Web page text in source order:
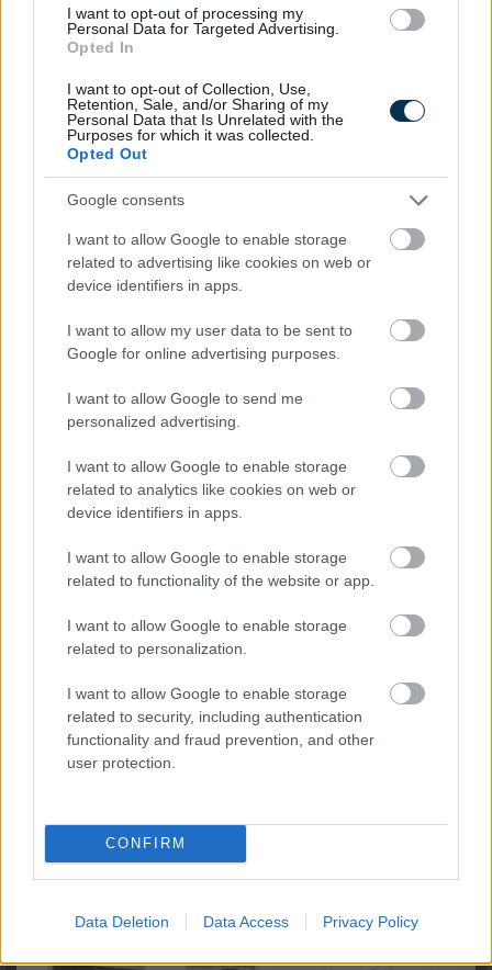
I want to opt-out of processing my
Personal Data for Targeted Advertising.
Opted In
I want to opt-out of Collection, Use,
Retention, Sale, and/or Sharing of my
Personal Data that Is Unrelated with the
Purposes for which it was collected.
Opted Out
Google consents
I want to allow Google to enable storage
related to advertising like cookies on web or
device identifiers in apps.
I want to allow my user data to be sent to
Google for online advertising purposes.
I want to allow Google to send me
personalized advertising.
I want to allow Google to enable storage
related to analytics like cookies on web or
device identifiers in apps.
I want to allow Google to enable storage
related to functionality of the website or app.
I want to allow Google to enable storage
related to personalization.
I want to allow Google to enable storage
related to security, including authentication
functionality and fraud prevention, and other
user protection.
CONFIRM
Data Deletion Data Access Privacy Policy
pontos szabályokat
2026.08.08. 09:46
Közös megegyezés és végkielégítés: mikor jár pénz a
munkavállalónak?